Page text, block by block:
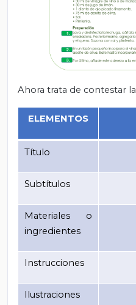
Ahora trata de contestar
ELEMENTOS
Título
Subtítulos
Materiales o
ingredientes
Instrucciones
Ilustraciones